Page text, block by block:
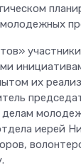
их
иерей